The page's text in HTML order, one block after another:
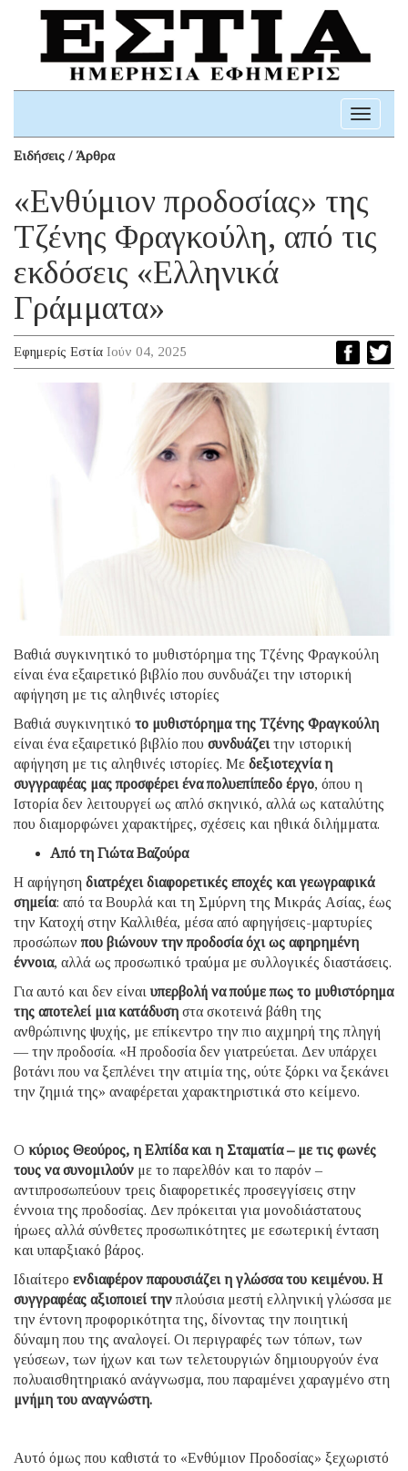
Toggle
Ειδήσεις / Άρθρα
«Ενθύμιον προδοσίας» της
Τζένης Φραγκούλη, από τις
εκδόσεις «Ελληνικά
Γράμματα»
Εφημερίς Εστία Ιούν 04, 2025
Βαθιά συγκινητικό το μυθιστόρημα της Τζένης Φραγκούλη
είναι ένα εξαιρετικό βιβλίο που συνδυάζει την ιστορική
αφήγηση με τις αληθινές ιστορίες
Βαθιά συγκινητικό το μυθιστόρημα της Τζένης Φραγκούλη
είναι ένα εξαιρετικό βιβλίο που συνδυάζειτην ιστορική
αφήγηση με τις αληθινές ιστορίες. Με δεξιοτεχνία η
συγγραφέας μας προσφέρει ένα πολυεπίπεδο έργο, όπου η
Ιστορία δεν λειτουργεί ως απλό σκηνικό, αλλά ως καταλύτης
που διαμορφώνει χαρακτήρες, σχέσεις και ηθικά διλήμματα.
Από τη Γιώτα Βαζούρα
Η αφήγηση διατρέχει διαφορετικές εποχές και γεωγραφικά
σημεία: από τα Βουρλά και τη Σμύρνη της Μικράς Ασίας, έως
την Κατοχή στην Καλλιθέα, μέσα από αφηγήσεις-μαρτυρίες
προσώπωνπου βιώνουν την προδοσία όχι ως αφηρημένη
έννοια, αλλά ως προσωπικό τραύμα με συλλογικές διαστάσεις.
Για αυτό και δεν είναι υπερβολή να πούμε πως το μυθιστόρημα
της αποτελεί μια κατάδυση στα σκοτεινά βάθη της
ανθρώπινης ψυχής, με επίκεντρο την πιο αιχμηρή της πληγή
— την προδοσία. «Η προδοσία δεν γιατρεύεται. Δεν υπάρχει
βοτάνι που να ξεπλένει την ατιμία της, ούτε ξόρκι να ξεκάνει
την ζημιά της» αναφέρεται χαρακτηριστικά στο κείμενο.
Ο κύριος Θεούρος, η Ελπίδα και η Σταματία – με τις φωνές
τους να συνομιλούν με το παρελθόν και το παρόν –
αντιπροσωπεύουν τρεις διαφορετικές προσεγγίσεις στην
έννοια της προδοσίας. Δεν πρόκειται για μονοδιάστατους
ήρωες αλλά σύνθετες προσωπικότητες με εσωτερική ένταση
και υπαρξιακό βάρος.
Ιδιαίτερο ενδιαφέρον παρουσιάζει η γλώσσα του κειμένου. Η
συγγραφέας αξιοποιεί την πλούσια μεστή ελληνική γλώσσα με
την έντονη προφορικότητα της, δίνοντας την ποιητική
δύναμη που της αναλογεί. Οι περιγραφές των τόπων, των
γεύσεων, των ήχων και των τελετουργιών δημιουργούν ένα
πολυαισθητηριακό ανάγνωσμα, που παραμένει χαραγμένο στη
μνήμη του αναγνώστη.
Αυτό όμως που καθιστά το «Ενθύμιον Προδοσίας» ξεχωριστό